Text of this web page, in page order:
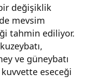
değişiklik
mevsim
tahmin ediliyor.
ve güneybatı
eseceği